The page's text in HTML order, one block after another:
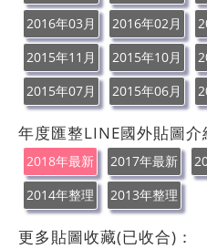
2016年03月
2016年02月
2015年11月
2015年10月
2015年07月
2015年06月
年度匯整LINE國外貼圖介
2018年最新 2017年最新
2014年整理
2013年整理
更多貼圖收藏(已收合)：